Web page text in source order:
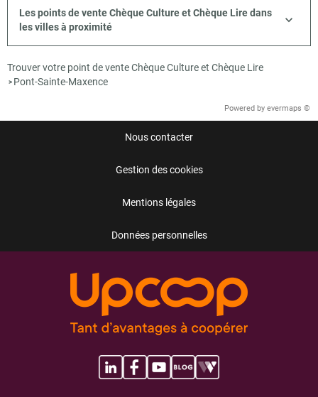
Les points de vente Chèque Culture et Chèque Lire dans
les villes à proximité
Trouver votre point de vente Chèque Culture et Chèque Lire
> Pont-Sainte-Maxence
Powered by evermaps ©
Nous contacter
Gestion des cookies
Mentions légales
Données personnelles